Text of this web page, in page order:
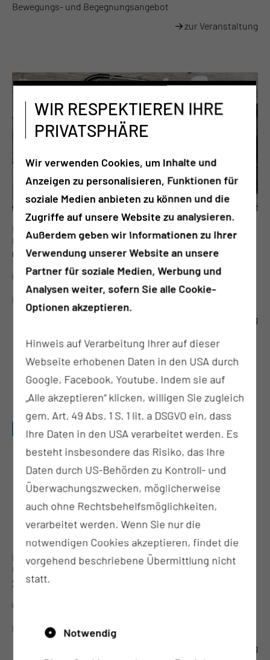
Bewegungs- und Begegnungsangebot
zur Veranstaltung
Datum: 03.09.2026
Uhrzeit: 13:30 bis 15:00 Uhr
Gruppenschulung Ernährung und Bewegung
Öffentliche Veranstaltung
Ernährungs- und Bewegungsangebot
zur Veranstaltung
Datum: 05.09.2026
Uhrzeit: 11:00 bis 15:00 Uhr
2. Lausitzer Präventions- und Vorsorgetag
Öffentliche Veranstaltung, Tumorzentrum
MENSCH, BLEIB GESUND!
zur Veranstaltung
WIR RESPEKTIEREN IHRE
PRIVATSPHÄRE
Wir verwenden Cookies, um Inhalte und
Anzeigen zu personalisieren, Funktionen für
soziale Medien anbieten zu können und die
Zugriffe auf unsere Website zu analysieren.
Außerdem geben wir Informationen zu Ihrer
Verwendung unserer Website an unsere
Partner für soziale Medien, Werbung und
Analysen weiter, sofern Sie alle Cookie-
Optionen akzeptieren.
Hinweis auf Verarbeitung Ihrer auf dieser
Webseite erhobenen Daten in den USA durch
Google, Facebook, Youtube. Indem sie auf
„Alle akzeptieren“ klicken, willigen Sie zugleich
gem. Art. 49 Abs. 1 S. 1 lit. a DSGVO ein, dass
Ihre Daten in den USA verarbeitet werden. Es
besteht insbesondere das Risiko, das Ihre
Daten durch US-Behörden zu Kontroll- und
Überwachungszwecken, möglicherweise
auch ohne Rechtsbehelfsmöglichkeiten,
verarbeitet werden. Wenn Sie nur die
notwendigen Cookies akzeptieren, findet die
vorgehend beschriebene Übermittlung nicht
statt.
Notwendig